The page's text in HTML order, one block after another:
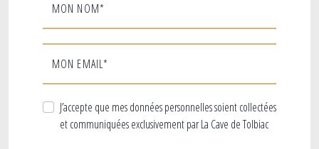
MON NOM*
MON EMAIL*
J’accepte que mes données personnelles soient collectées
et communiquées exclusivement par La Cave de Tolbiac